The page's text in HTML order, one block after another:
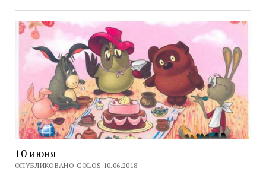
10 июня
ОПУБЛИКОВАНО GOLOS 10.06.2018